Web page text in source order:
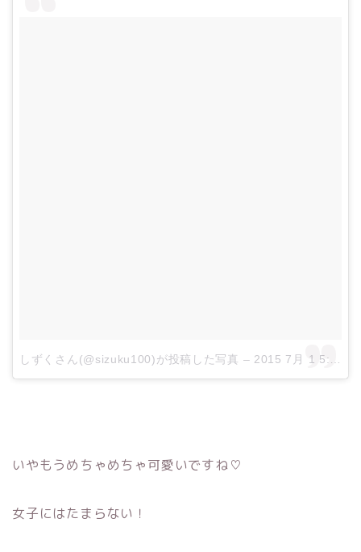
しずくさん(@sizuku100)が投稿した写真 – 2015 7月 1 5:13午前 PDT
いやもうめちゃめちゃ可愛いですね♡
女子にはたまらない！